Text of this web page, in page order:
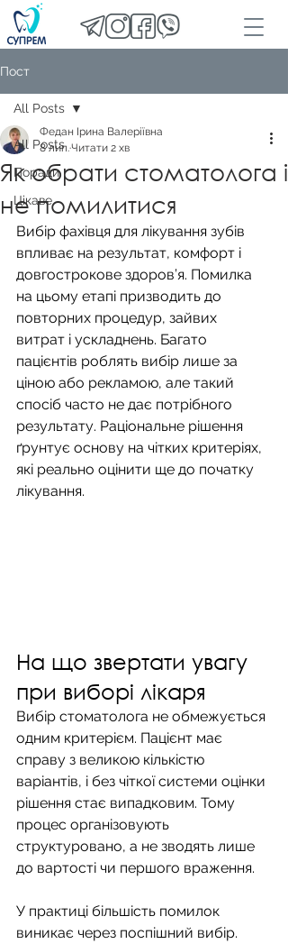
Пост
All Posts
Поради
Цікаве
All Posts
Як обрати стоматолога і
не помилитися
Федан Ірина Валеріївна
8 лип.Читати 2 хв
Вибір фахівця для лікування зубів
впливає на результат, комфорт і
довгострокове здоров’я. Помилка
на цьому етапі призводить до
повторних процедур, зайвих
витрат і ускладнень. Багато
пацієнтів роблять вибір лише за
ціною або рекламою, але такий
спосіб часто не дає потрібного
результату. Раціональне рішення
ґрунтує основу на чітких критеріях,
які реально оцінити ще до початку
лікування.
На що звертати увагу
при виборі лікаря
Вибір стоматолога не обмежується
одним критерієм. Пацієнт має
справу з великою кількістю
варіантів, і без чіткої системи оцінки
рішення стає випадковим. Тому
процес організовують
структуровано, а не зводять лише
до вартості чи першого враження.
У практиці більшість помилок
виникає через поспішний вибір.